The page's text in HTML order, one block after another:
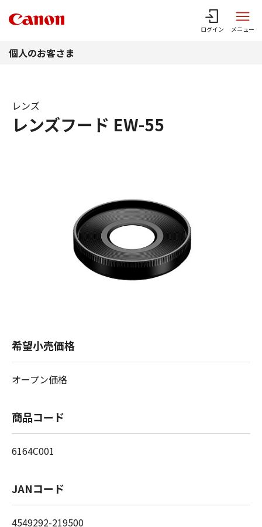
ログイン メニュー
個人のお客さま
レンズフード EW-55
レンズ
希望小売価格
オープン価格
商品コード
6164C001
JANコード
4549292-219500